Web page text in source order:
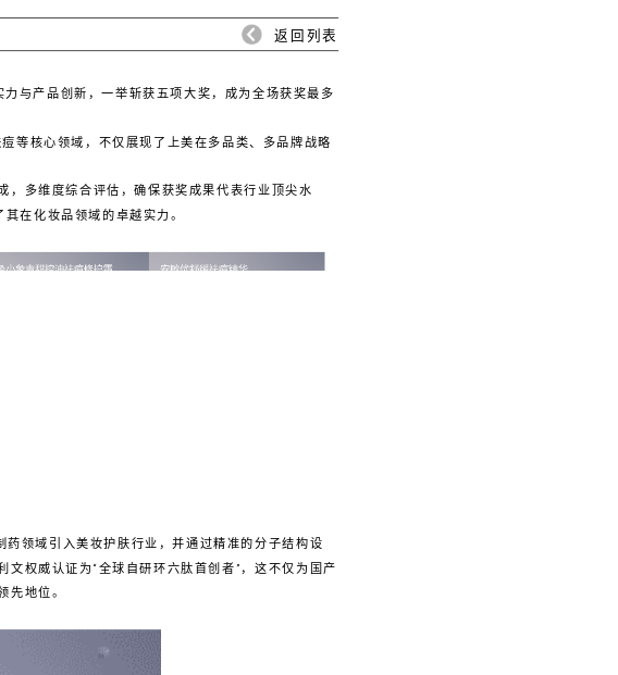
返回列表
与产品创新，一举斩获五项大奖，成为全场获奖最多
等核心领域，不仅展现了上美在多品类、多品牌战略
多维度综合评估，确保获奖成果代表行业顶尖水
在化妆品领域的卓越实力。
领域引入美妆护肤行业，并通过精准的分子结构设
权威认证为“全球自研环六肽首创者”，这不仅为国产
先地位。